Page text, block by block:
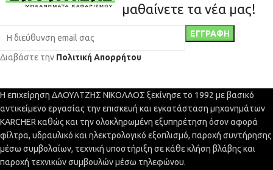
μαθαίνετε τα νέα μας!
Διαβάστε την Πολιτική Απορρήτου
Η επιχείρηση ΔΑΟΥΛΤΖΗΣ ΝΙΚΟΛΑΟΣ ξεκίνησε το 1992 με βασικό
αντικείμενο εργασίας την επισκευή και εγκατάσταση μηχανημάτων
KARCHER καθώς και την ολοκληρωμένη εξυπηρέτηση όσον αφορά
φίλτρα, υδραυλικό και ηλεκτρολογικό εξοπλισμό, παροχή συντήρησης
μέσω συμβολαίων, τεχνική υποστήριξη σε κάθε κλήση βλάβης και
παροχή τεχνικών συμβουλών μέσω τηλεφώνου.